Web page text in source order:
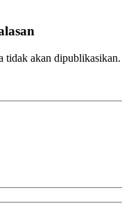
tidak akan dipublikasikan.